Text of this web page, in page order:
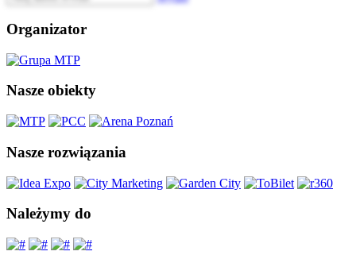
Organizator
Nasze obiekty
Nasze rozwiązania
Należymy do